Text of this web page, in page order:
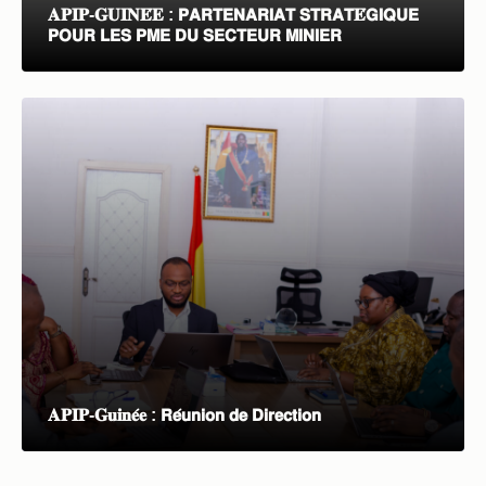
𝐀𝐏𝐈𝐏-𝐆𝐔𝐈𝐍𝐄́𝐄 : 𝗣𝗔𝗥𝗧𝗘𝗡𝗔𝗥𝗜𝗔𝗧 𝗦𝗧𝗥𝗔𝗧𝐄́𝗚𝗜𝗤𝗨𝗘
𝗣𝗢𝗨𝗥 𝗟𝗘𝗦 𝗣𝗠𝗘 𝗗𝗨 𝗦𝗘𝗖𝗧𝗘𝗨𝗥 𝗠𝗜𝗡𝗜𝗘𝗥
𝐀𝐏𝐈𝐏-𝐆𝐮𝐢𝐧𝐞́𝐞 : 𝗥𝗲́𝘂𝗻𝗶𝗼𝗻 𝗱𝗲 𝗗𝗶𝗿𝗲𝗰𝘁𝗶𝗼𝗻